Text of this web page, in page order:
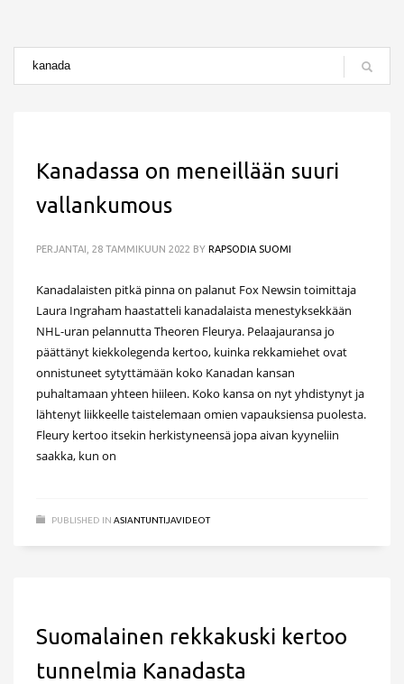
Kanadassa on meneillään suuri
vallankumous
PERJANTAI, 28 TAMMIKUUN 2022 BY RAPSODIA SUOMI
Kanadalaisten pitkä pinna on palanut Fox Newsin toimittaja
Laura Ingraham haastatteli kanadalaista menestyksekkään
NHL-uran pelannutta Theoren Fleurya. Pelaajauransa jo
päättänyt kiekkolegenda kertoo, kuinka rekkamiehet ovat
onnistuneet sytyttämään koko Kanadan kansan
puhaltamaan yhteen hiileen. Koko kansa on nyt yhdistynyt ja
lähtenyt liikkeelle taistelemaan omien vapauksiensa puolesta.
Fleury kertoo itsekin herkistyneensä jopa aivan kyyneliin
saakka, kun on
PUBLISHED IN ASIANTUNTIJAVIDEOT
Suomalainen rekkakuski kertoo
tunnelmia Kanadasta